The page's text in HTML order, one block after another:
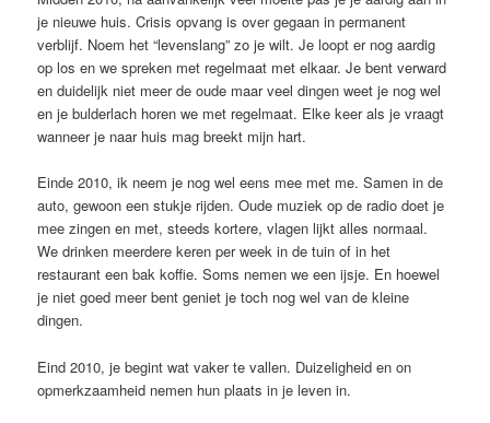
je nieuwe huis. Crisis opvang is over gegaan in permanent
verblijf. Noem het “levenslang” zo je wilt. Je loopt er nog aardig
op los en we spreken met regelmaat met elkaar. Je bent verward
en duidelijk niet meer de oude maar veel dingen weet je nog wel
en je bulderlach horen we met regelmaat. Elke keer als je vraagt
wanneer je naar huis mag breekt mijn hart.
Einde 2010, ik neem je nog wel eens mee met me. Samen in de
auto, gewoon een stukje rijden. Oude muziek op de radio doet je
mee zingen en met, steeds kortere, vlagen lijkt alles normaal.
We drinken meerdere keren per week in de tuin of in het
restaurant een bak koffie. Soms nemen we een ijsje. En hoewel
je niet goed meer bent geniet je toch nog wel van de kleine
dingen.
Eind 2010, je begint wat vaker te vallen. Duizeligheid en on
opmerkzaamheid nemen hun plaats in je leven in.